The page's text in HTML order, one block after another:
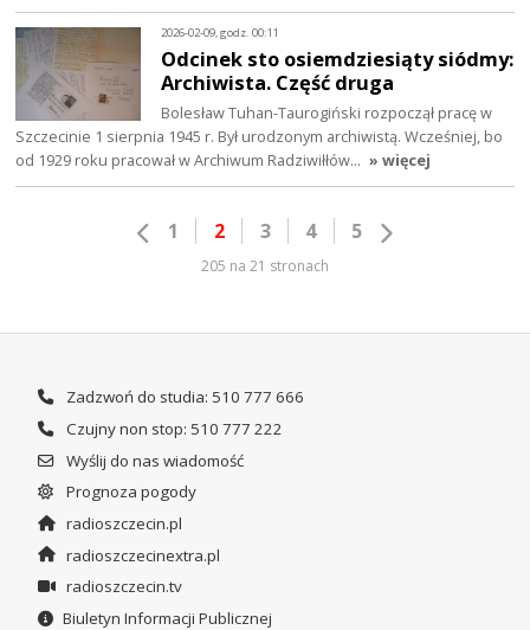
2026-02-09, godz. 00:11
Odcinek sto osiemdziesiąty siódmy:
Archiwista. Część druga
Bolesław Tuhan-Taurogiński rozpoczął pracę w
Szczecinie 1 sierpnia 1945 r. Był urodzonym archiwistą. Wcześniej, bo
od 1929 roku pracował w Archiwum Radziwiłłów… » więcej
1 2 3 4 5
205 na 21 stronach
Zadzwoń do studia: 510 777 666
Czujny non stop: 510 777 222
Wyślij do nas wiadomość
Prognoza pogody
radioszczecin.pl
radioszczecinextra.pl
radioszczecin.tv
Biuletyn Informacji Publicznej